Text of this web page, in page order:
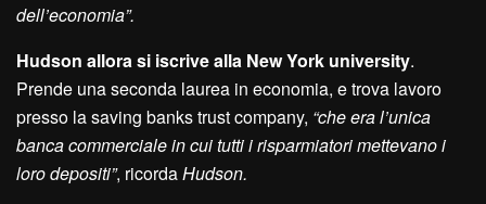
dell’economia”.
Hudson allora si iscrive alla New York university.
Prende una seconda laurea in economia, e trova lavoro
presso la saving banks trust company, “che era l’unica
banca commerciale in cui tutti i risparmiatori mettevano i
loro depositi”, ricordaHudson.